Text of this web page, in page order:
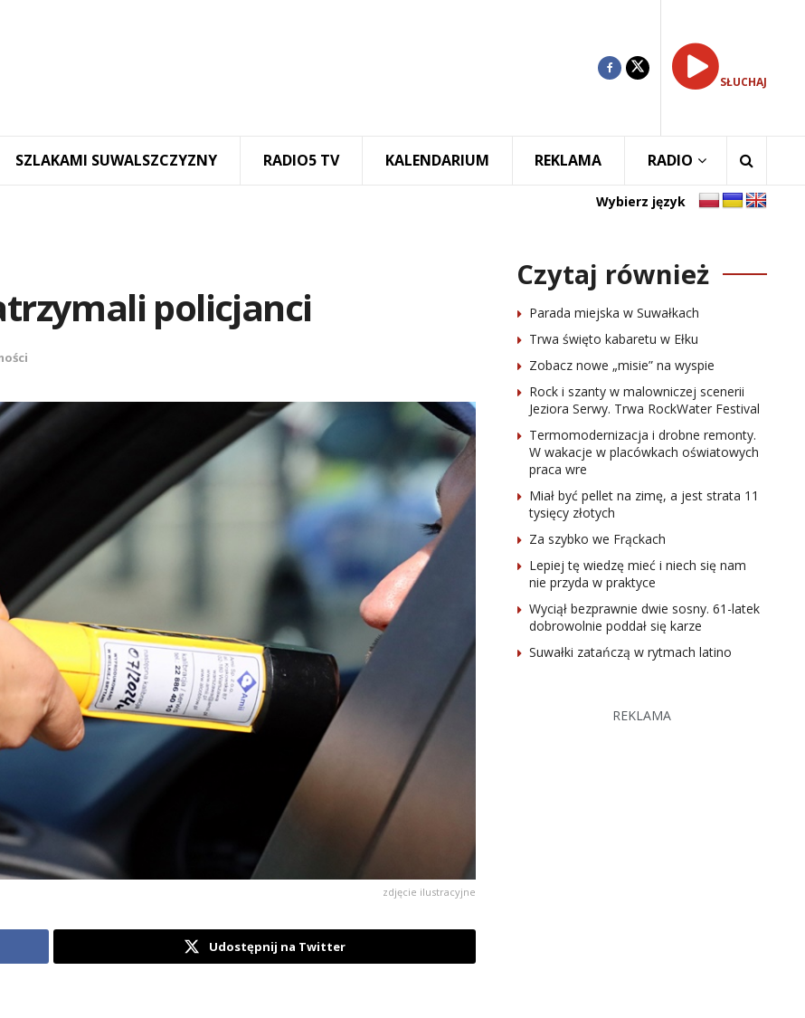
SŁUCHAJ
SZLAKAMI SUWALSZCZYZNY RADIO5 TV KALENDARIUM REKLAMA RADIO
Wybierz język
policjanci
zdjęcie ilustracyjne
Udostępnij na Twitter
Czytaj również
Parada miejska w Suwałkach
Trwa święto kabaretu w Ełku
Zobacz nowe „misie” na wyspie
Rock i szanty w malowniczej scenerii
Jeziora Serwy. Trwa RockWater Festival
Termomodernizacja i drobne remonty.
W wakacje w placówkach oświatowych
praca wre
Miał być pellet na zimę, a jest strata 11
tysięcy złotych
Za szybko we Frąckach
Lepiej tę wiedzę mieć i niech się nam
nie przyda w praktyce
Wyciął bezprawnie dwie sosny. 61-latek
dobrowolnie poddał się karze
Suwałki zatańczą w rytmach latino
REKLAMA